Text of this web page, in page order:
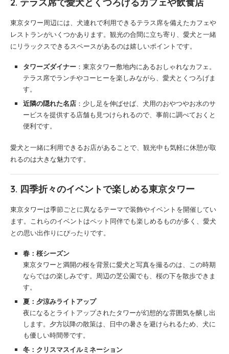
2. テラス席で愛犬とくつろげるカフェや飲食店
東京タワー周辺には、犬連れで利用できるテラス席を備えたカフェや
レストランがいくつかあります。観光の合間に立ち寄り、愛犬と一緒
にリラックスできるスペースがあるのは嬉しいポイントです。
タワーズダイナー ：東京タワー敷地内にあるおしゃれなカフェ。
テラス席でランチやコーヒーを楽しみながら、愛犬とくつろげま
す。
近隣の隠れた名店 ：少し足を伸ばせば、犬用のおやつやお水のサ
ービスを提供する店舗も見つけられるので、事前に調べておくと
便利です。
愛犬と一緒に利用できるお店があることで、観光中も気軽に休憩が取
れるのは大きな魅力です。
3. 四季折々のイベントで楽しめる東京タワー
東京タワーは季節ごとに異なるテーマで装飾やイベントを開催してい
ます。これらのイベントはペット同伴でも楽しめるものが多く、愛犬
との思い出作りにぴったりです。
春：桜シーズン
東京タワーと満開の桜を背景に愛犬と写真を撮るのは、この時期
ならではの楽しみです。周辺の芝公園でも、桜の下を散歩できま
す。
夏：夕涼みライトアップ
夜になるとライトアップされたタワーが幻想的な雰囲気を醸し出
します。夕方以降の散策は、日中の暑さを避けられるため、犬に
も優しい時間帯です。
冬：クリスマスイルミネーション